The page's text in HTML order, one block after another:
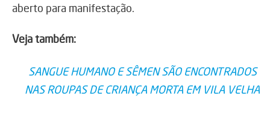
aberto para manifestação.
Veja também:
SANGUE HUMANO E SÊMEN SÃO ENCONTRADOS
NAS ROUPAS DE CRIANÇA MORTA EM VILA VELHA